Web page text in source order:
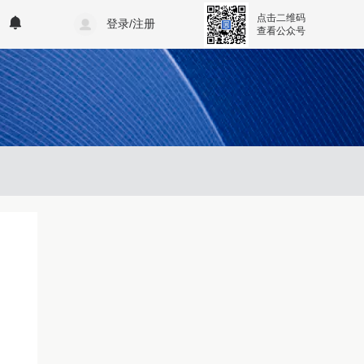
登录/注册
点击二维码
查看公众号